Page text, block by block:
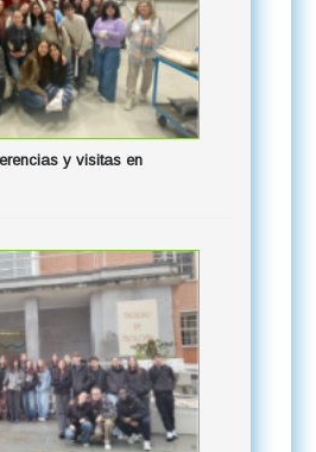
y visitas en